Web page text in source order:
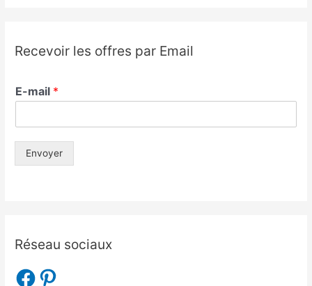
Recevoir les offres par Email
E-mail *
Envoyer
Réseau sociaux